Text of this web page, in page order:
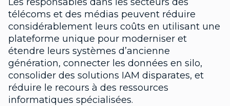
télécoms et des médias peuvent réduire
considérablement leurs coûts en utilisant une
plateforme unique pour moderniser et
étendre leurs systèmes d’ancienne
génération, connecter les données en silo,
consolider des solutions IAM disparates, et
réduire le recours à des ressources
informatiques spécialisées.